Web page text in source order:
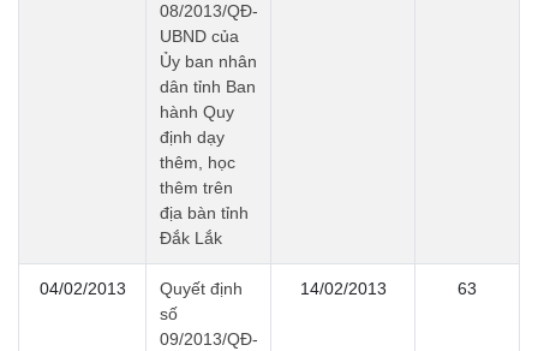
08/2013/QĐ-
UBND của
Ủy ban nhân
dân tỉnh Ban
hành Quy
định dạy
thêm, học
thêm trên
địa bàn tỉnh
Đắk Lắk
04/02/2013
Quyết định
số
09/2013/QĐ-
14/02/2013 63